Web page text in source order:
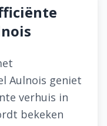
Aulnois geniet
verhuis in
bekeken